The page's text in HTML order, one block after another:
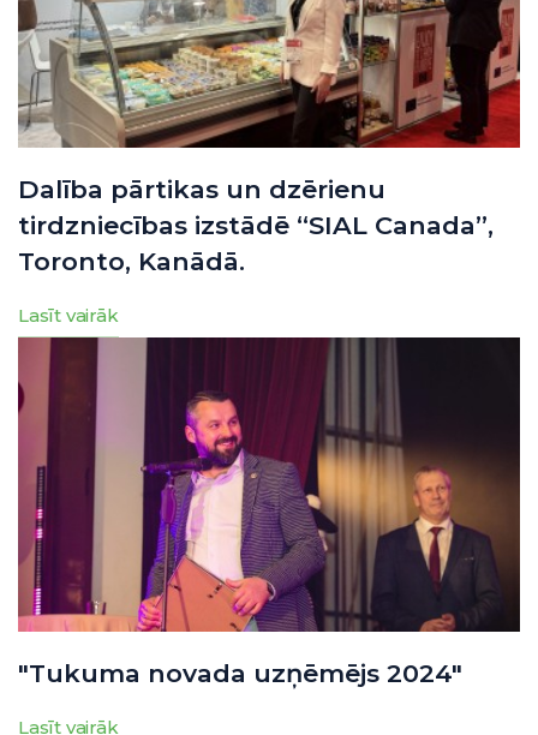
Dalība pārtikas un dzērienu
tirdzniecības izstādē “SIAL Canada”,
Toronto, Kanādā.
Lasīt vairāk
"Tukuma novada uzņēmējs 2024"
Lasīt vairāk